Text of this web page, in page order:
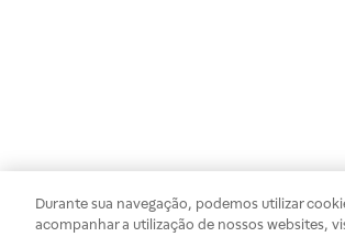
Durante sua navegação, podemos utilizar
acompanhar a utilização de nossos websites,